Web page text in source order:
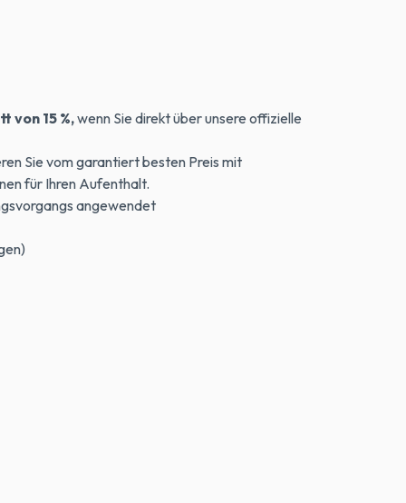
von 15 %,wenn Sie direkt über unsere offizielle
Sie vom garantiert besten Preis mit
für Ihren Aufenthalt.
angewendet